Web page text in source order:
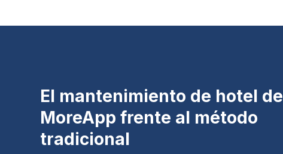
El mantenimiento de hotel de
MoreApp frente al método
tradicional